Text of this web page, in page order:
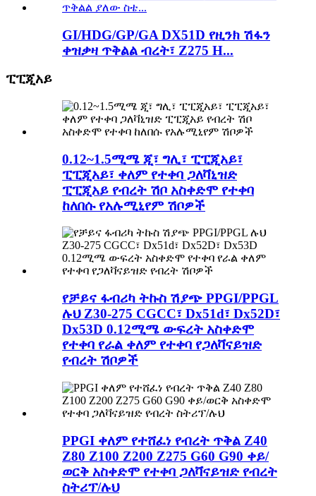
GI/HDG/GP/GA DX51D የዚንክ ሽፋን
ቀዝቃዛ ጥቅልል ​​ብረት፣ Z275 H...
ፒፒጂአይ
0.12~1.5ሚሜ ጂ፣ ግሊ፣ ፒፒጂአይ፣
ፒፒጂአይ፣ ቀለም የተቀባ ጋለቫኒዝድ
ፒፒጂአይ የብረት ሽቦ አስቀድሞ የተቀባ
ከለበሱ የአሉሚኒየም ሽቦዎች
የቻይና ፋብሪካ ትኩስ ሽያጭ PPGI/PPGL
ሉህ Z30-275 CGCC፣ Dx51d፣ Dx52D፣
Dx53D 0.12ሚሜ ውፍረት አስቀድሞ
የተቀባ የራል ቀለም የተቀባ የጋለቫናይዝድ
የብረት ሽቦዎች
PPGI ቀለም የተሸፈነ የብረት ጥቅል Z40
Z80 Z100 Z200 Z275 G60 G90 ቀይ/
ወርቅ አስቀድሞ የተቀባ ጋለቫናይዝድ የብረት
ስትሪፕ/ሉህ